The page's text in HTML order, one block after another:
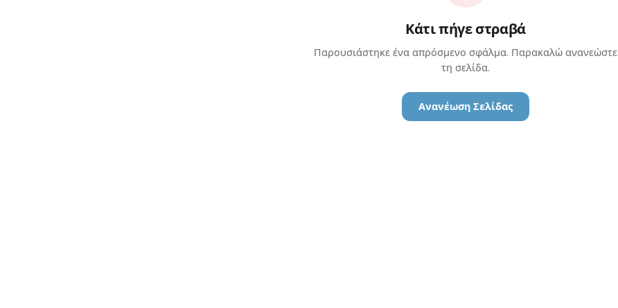
Κάτι πήγε στραβά
Παρουσιάστηκε ένα απρόσμενο σφάλμα. Παρακαλώ ανανεώστε
τη σελίδα.
Ανανέωση Σελίδας